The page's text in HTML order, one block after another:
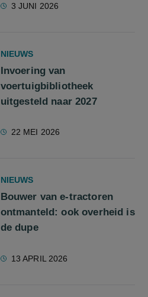
3 JUNI 2026
NIEUWS
Invoering van
voertuigbibliotheek
uitgesteld naar 2027
22 MEI 2026
NIEUWS
Bouwer van e-tractoren
ontmanteld: ook overheid is
de dupe
13 APRIL 2026